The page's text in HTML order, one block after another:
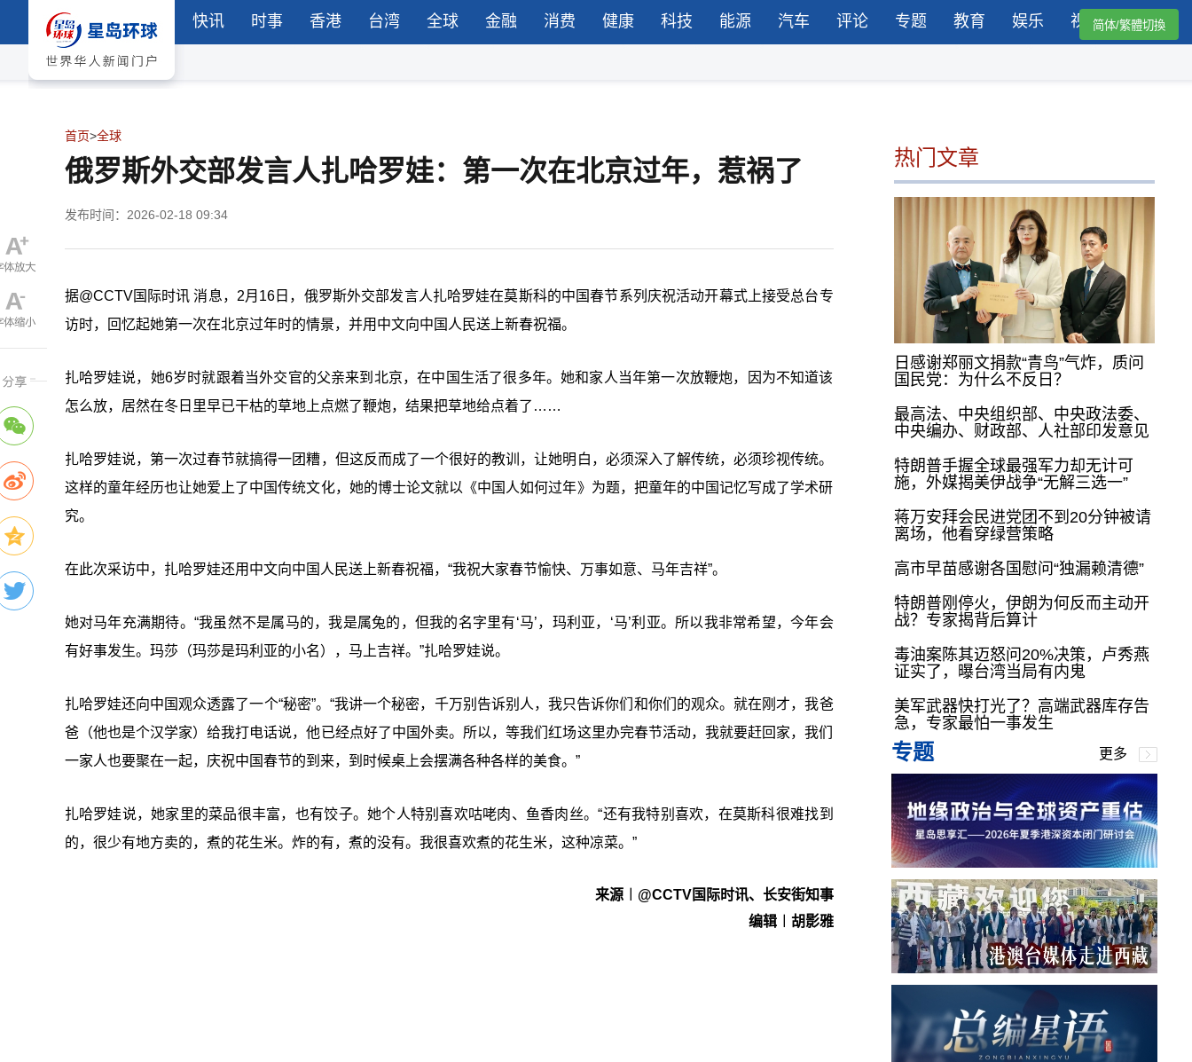
快讯 时事 香港 台湾 全球 金融 消费 健康 科技 能源 汽车 评论 专题 教育 娱乐 视频简体/繁體切換
首页>全球
俄罗斯外交部发言人扎哈罗娃：第一次在北京过年，惹祸了
发布时间：2026-02-18 09:34
据@CCTV国际时讯 消息，2月16日，俄罗斯外交部发言人扎哈罗娃在莫斯科的中国春节系列庆祝活动开幕式上接受总台专
访时，回忆起她第一次在北京过年时的情景，并用中文向中国人民送上新春祝福。
扎哈罗娃说，她6岁时就跟着当外交官的父亲来到北京，在中国生活了很多年。她和家人当年第一次放鞭炮，因为不知道该
怎么放，居然在冬日里早已干枯的草地上点燃了鞭炮，结果把草地给点着了……
扎哈罗娃说，第一次过春节就搞得一团糟，但这反而成了一个很好的教训，让她明白，必须深入了解传统，必须珍视传统。
这样的童年经历也让她爱上了中国传统文化，她的博士论文就以《中国人如何过年》为题，把童年的中国记忆写成了学术研
究。
在此次采访中，扎哈罗娃还用中文向中国人民送上新春祝福，“我祝大家春节愉快、万事如意、马年吉祥”。
她对马年充满期待。“我虽然不是属马的，我是属兔的，但我的名字里有‘马’，玛利亚，‘马’利亚。所以我非常希望，今年会
有好事发生。玛莎（玛莎是玛利亚的小名），马上吉祥。”扎哈罗娃说。
扎哈罗娃还向中国观众透露了一个“秘密”。“我讲一个秘密，千万别告诉别人，我只告诉你们和你们的观众。就在刚才，我爸
爸（他也是个汉学家）给我打电话说，他已经点好了中国外卖。所以，等我们红场这里办完春节活动，我就要赶回家，我们
一家人也要聚在一起，庆祝中国春节的到来，到时候桌上会摆满各种各样的美食。”
扎哈罗娃说，她家里的菜品很丰富，也有饺子。她个人特别喜欢咕咾肉、鱼香肉丝。“还有我特别喜欢，在莫斯科很难找到
的，很少有地方卖的，煮的花生米。炸的有，煮的没有。我很喜欢煮的花生米，这种凉菜。”
来源︱@CCTV国际时讯、长安街知事
编辑︱胡影雅
热门文章
日感谢郑丽文捐款“青鸟”气炸，质问
国民党：为什么不反日？
最高法、中央组织部、中央政法委、
中央编办、财政部、人社部印发意见
特朗普手握全球最强军力却无计可
施，外媒揭美伊战争“无解三选一”
蒋万安拜会民进党团不到20分钟被请
离场，他看穿绿营策略
高市早苗感谢各国慰问“独漏赖清德”
特朗普刚停火，伊朗为何反而主动开
战？专家揭背后算计
毒油案陈其迈怒问20%决策，卢秀燕
证实了，曝台湾当局有内鬼
美军武器快打光了？高端武器库存告
急，专家最怕一事发生
专题 更多